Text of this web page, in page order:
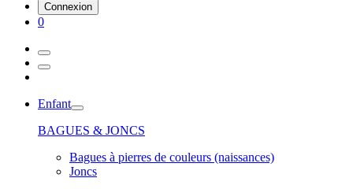
Connexion
0
Enfant
BAGUES & JONCS
Bagues à pierres de couleurs (naissances)
Joncs